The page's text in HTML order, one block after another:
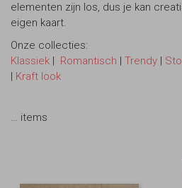
elementen zijn los, dus je kan
eigen kaart.
Onze collecties:
Klassiek | Romantisch | Trendy |
| Kraft look
… items